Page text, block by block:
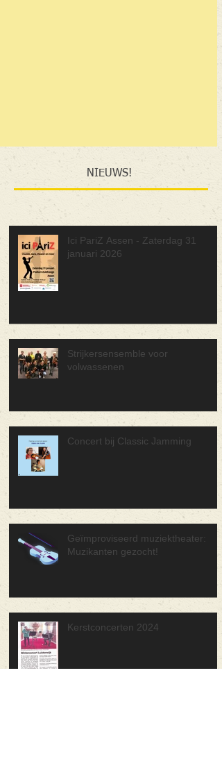
NIEUWS!
Ici PariZ Assen - Zaterdag 31
januari 2026
Strijkersensemble voor
volwassenen
Concert bij Classic Jamming
Geïmproviseerd muziektheater:
Muzikanten gezocht!
Kerstconcerten 2024